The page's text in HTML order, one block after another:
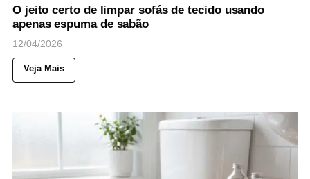
O jeito certo de limpar sofás de tecido usando
apenas espuma de sabão
12/04/2026
Veja Mais